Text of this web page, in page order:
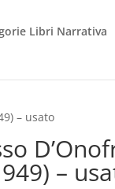
Libri Narrativa
– usato
–